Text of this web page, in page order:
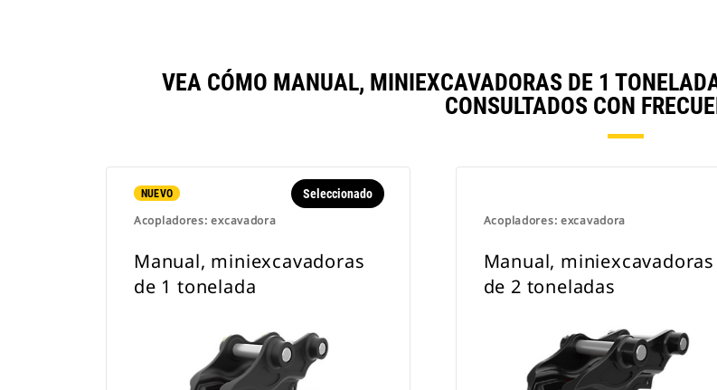
VEA CÓMO MANUAL, MINIEXCAVADORAS DE 1
CONSULTADOS CON
NUEVO
Acopladores: excavadora
Seleccionado
Manual, miniexcavadoras
de 1 tonelada
Acopladores: excavadora
Manual, miniexcavadoras
de 2 toneladas